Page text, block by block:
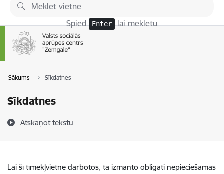
Pāriet uz lapas saturu
Spied Enter lai meklētu
Sākums Sīkdatnes
Sīkdatnes
Atskaņot tekstu
Lai šī tīmekļvietne darbotos, tā izmanto obligāti nepieciešamās